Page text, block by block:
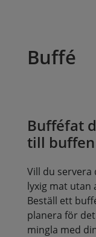
Buffé
Bufféfat
till buffen
Vill du servera
lyxig mat utan
Beställ ett
planera för
mingla med